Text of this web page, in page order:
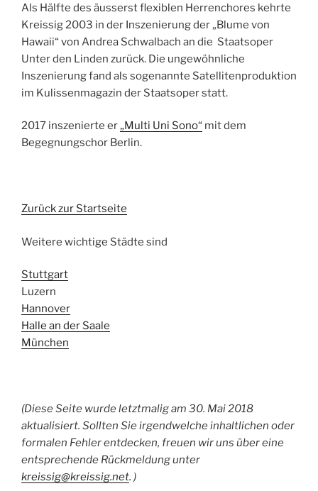
Als Hälfte des äusserst flexiblen Herrenchores kehrte
Kreissig 2003 in der Inszenierung der „Blume von
Hawaii“ von Andrea Schwalbach an die Staatsoper
Unter den Linden zurück. Die ungewöhnliche
Inszenierung fand als sogenannte Satellitenproduktion
im Kulissenmagazin der Staatsoper statt.
2017 inszenierte er„Multi Uni Sono“ mit dem
Begegnungschor Berlin.
Zurück zur Startseite
Weitere wichtige Städte sind
Stuttgart
Luzern
Hannover
Halle an der Saale
München
(Diese Seite wurde letztmalig am 30. Mai 2018
aktualisiert. Sollten Sie irgendwelche inhaltlichen oder
formalen Fehler entdecken, freuen wir uns über eine
entsprechende Rückmeldung unter
kreissig@kreissig.net. )